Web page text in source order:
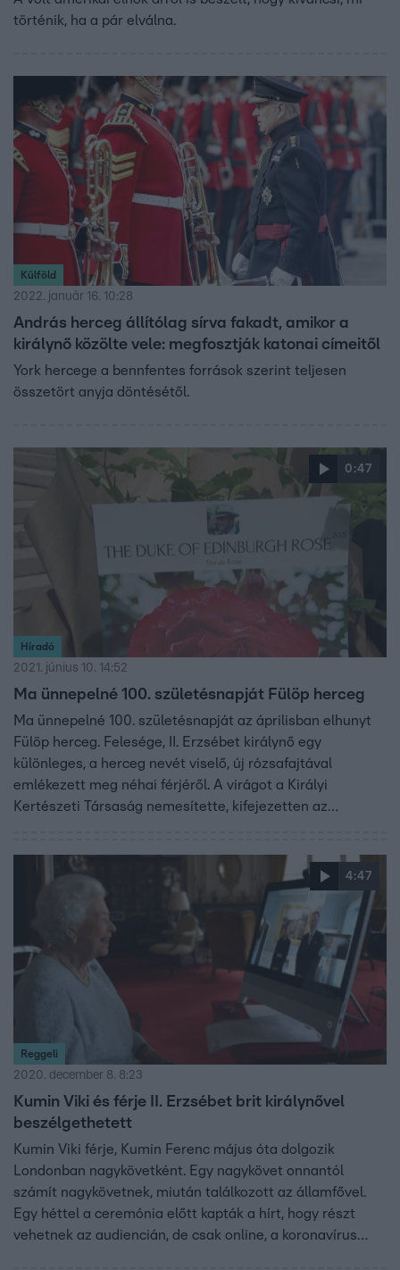
történik, ha a pár elválna.
Külföld
2022. január 16. 10:28
András herceg állítólag sírva fakadt, amikor a
királynő közölte vele: megfosztják katonai címeitől
York hercege a bennfentes források szerint teljesen
összetört anyja döntésétől.
0:47
Híradó
2021. június 10. 14:52
Ma ünnepelné 100. születésnapját Fülöp herceg
Ma ünnepelné 100. születésnapját az áprilisban elhunyt
Fülöp herceg. Felesége, II. Erzsébet királynő egy
különleges, a herceg nevét viselő, új rózsafajtával
emlékezett meg néhai férjéről. A virágot a Királyi
Kertészeti Társaság nemesítette, kifejezetten az
teraszának kertjében. Ezt korábban maga Fülöp herceg
segített kialakítani. A virágot egyébként bárki megveheti,
a befolyt összeg egy részéből a herceg nevét viselő
alapítványt támogatják.
4:47
Reggeli
2020. december 8. 8:23
Kumin Viki és férje II. Erzsébet brit királynővel
beszélgethetett
Kumin Viki férje, Kumin Ferenc május óta dolgozik
Londonban nagykövetként. Egy nagykövet onnantól
számít nagykövetnek, miután találkozott az államfővel.
Egy héttel a ceremónia előtt kapták a hírt, hogy részt
vehetnek az audiencián, de csak online, a koronavírus